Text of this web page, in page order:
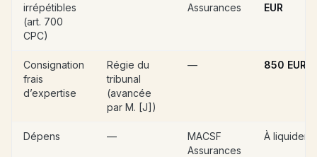
irrépétibles
(art. 700
CPC)
Assurances
EUR
Consignation
frais
d’expertise
Régie du
tribunal
(avancée
par M. [J])
— 850 EUR
Dépens —
MACSF
Assurances
À liquider